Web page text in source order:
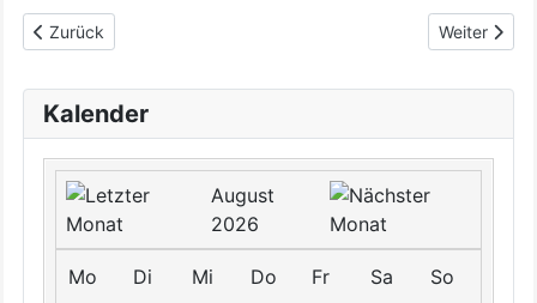
Kalender
August
2026
Mo Di Mi Do Fr Sa So
Vorheriger Beitrag: Siegesserie der TBO Youngster geht auch
Zurück Nächster
Weiter